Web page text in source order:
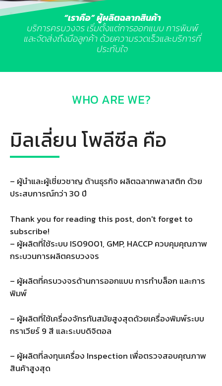
“เราคือ”ผู้ผลิตฉลากสินค้า
บริการครบวงจร เริ่มตั้งแต่การออกแบบ การพิมพ์
และจัดส่งถึงมือลูกค้า ด้วยความรวดเร็วและบริการที่
ประทับใจ
WHO ARE WE?
มิลเลี่ยน โพลีซีล คือ
– ผู้นำและผู้เชี่ยวชาญ ด้านธุรกิจ ผลิตฉลากพลาสติก ด้วย
ประสบการณ์กว่า 30 ปี
Thank you for reading this post, don't forget to
subscribe!
– ผู้ผลิตที่ใช้ระบบ ISO9001, GMP, HACCP ควบคุมคุณภาพ
กระบวนการผลิตครบวงจร
– ผู้ผลิตที่ครบวงจรด้านการออกแบบ การทำบล็อก และการ
พิมพ์
– ผู้ผลิตที่ใช้เครื่องจักรทันสมัยสูงสุดด้วยเครื่องพิมพ์ระบบ
กราเวียร์ 9 สี และระบบดิจิตอล
– ผู้ผลิตที่ลงทุนเครื่อง Inspection เพื่อตรวจสอบคุณภาพ
สินค้าสูงสุด